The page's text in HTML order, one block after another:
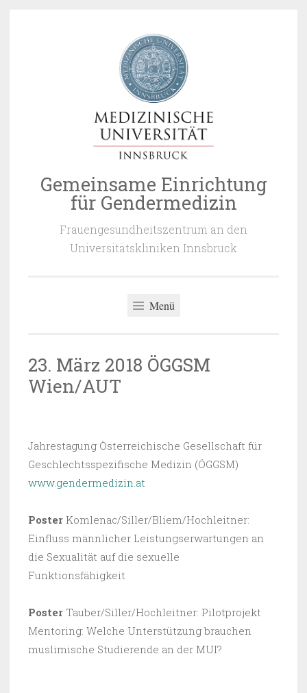
Gemeinsame Einrichtung
für Gendermedizin
Frauengesundheitszentrum an den
Universitätskliniken Innsbruck
Menü
23. März 2018 ÖGGSM
Wien/AUT
Jahrestagung Österreichische Gesellschaft für
Geschlechtsspezifische Medizin (ÖGGSM)
www.gendermedizin.at
Poster Komlenac/Siller/Bliem/Hochleitner:
Einfluss männlicher Leistungserwartungen an
die Sexualität auf die sexuelle
Funktionsfähigkeit
Poster Tauber/Siller/Hochleitner: Pilotprojekt
Mentoring: Welche Unterstützung brauchen
muslimische Studierende an der MUI?